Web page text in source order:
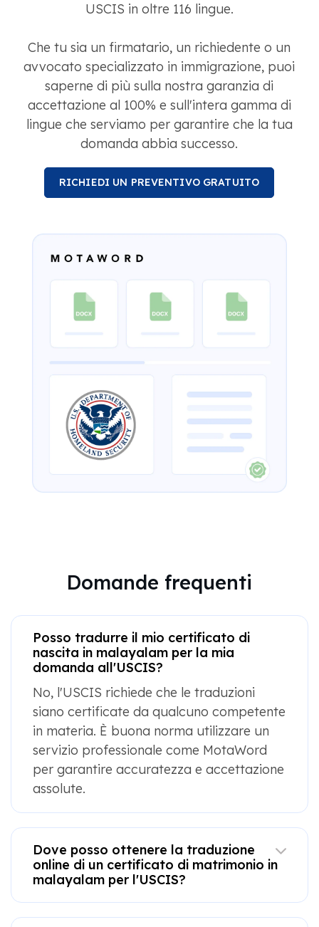
USCIS in oltre 116 lingue.
Che tu sia un firmatario, un richiedente o un
avvocato specializzato in immigrazione, puoi
saperne di più sulla nostra garanzia di
accettazione al 100% e sull'intera gamma di
lingue che serviamo per garantire che la tua
domanda abbia successo.
RICHIEDI UN PREVENTIVO GRATUITO
Domande frequenti
Posso tradurre il mio certificato di
nascita in malayalam per la mia
domanda all'USCIS?
No, l'USCIS richiede che le traduzioni
siano certificate da qualcuno competente
in materia. È buona norma utilizzare un
servizio professionale come MotaWord
per garantire accuratezza e accettazione
assolute.
Dove posso ottenere la traduzione
online di un certificato di matrimonio in
malayalam per l'USCIS?